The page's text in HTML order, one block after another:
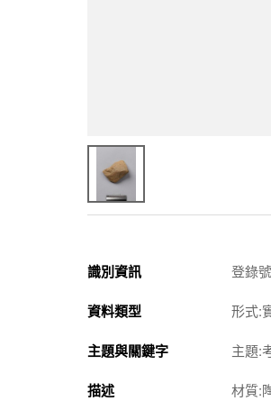
識別資訊 登錄
資料類型 形式:
主題與關鍵字 主題:
描述 材質: